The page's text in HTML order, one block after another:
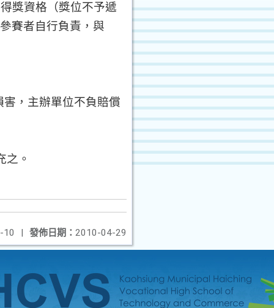
獎資格（獎位不予遞
賽者自行負責，與
，主辦單位不負賠償
之。
發佈日期： 2010-04-29
10 |